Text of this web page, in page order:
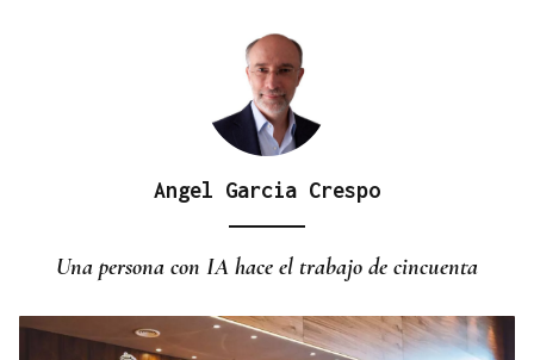
Angel Garcia Crespo
Una persona con IA hace el trabajo de cincuenta